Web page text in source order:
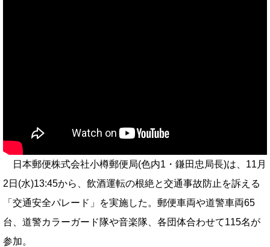
日本郵便株式会社小樽郵便局(色内1・鎌田忠局長)は、11月
2日(水)13:45から、飲酒運転の根絶と交通事故防止を訴える
「交通安全パレード」を実施した。郵便車両や道警車両65
台、道警カラーガード隊や音楽隊、各団体合わせて115名が
参加。